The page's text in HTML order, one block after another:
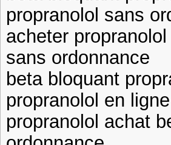
propranolol sans
acheter
sans ordonnance
beta bloquant
propranolol en ligne
propranolol achat